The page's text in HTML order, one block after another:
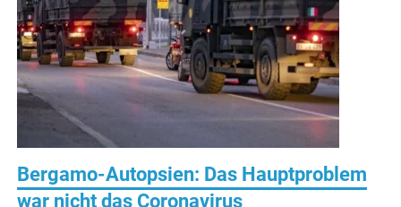
Bergamo-Autopsien: Das Hauptproblem
war nicht das Coronavirus